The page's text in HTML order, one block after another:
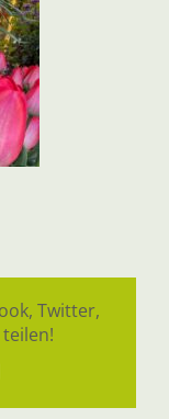
Twitter,
E-